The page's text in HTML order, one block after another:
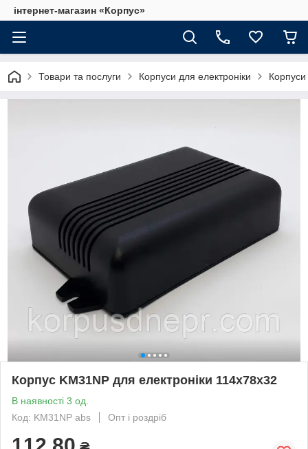
інтернет-магазин «Корпус»
Товари та послуги Корпуси для електроніки Корпуси
Корпус KM31NP для електроніки 114х78х32
В наявності 3 од.
Код: KM31NP abs
Опт і роздріб